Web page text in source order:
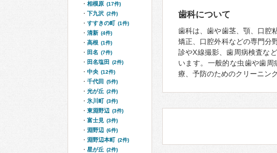
歯科について
歯科は、歯や歯茎、顎、口腔
矯正、口腔外科などの専門分
診やX線撮影、歯周病検査な
います。一般的な虫歯や歯
療、予防のためのクリーニン
相模原 (17件)
下九沢 (2件)
すすきの町 (1件)
清新 (4件)
高根 (1件)
田名 (7件)
田名塩田 (2件)
中央 (12件)
千代田 (5件)
光が丘 (2件)
氷川町 (3件)
東淵野辺 (3件)
富士見 (3件)
淵野辺 (6件)
淵野辺本町 (2件)
星が丘 (2件)